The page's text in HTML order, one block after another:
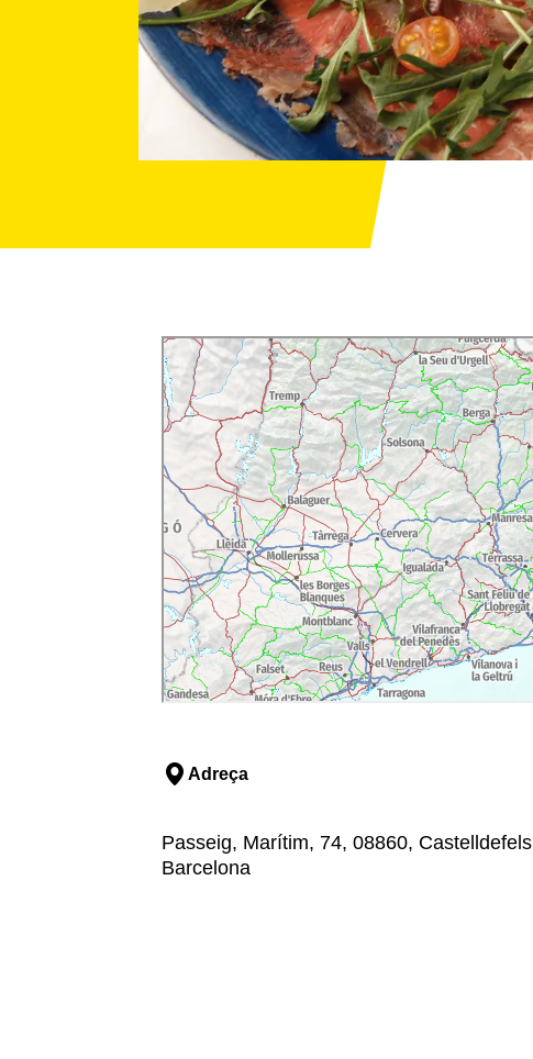
Adreça
Passeig, Marítim, 74, 08860,
Barcelona